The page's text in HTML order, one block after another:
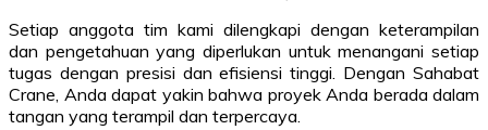
Setiap anggota tim kami dilengkapi dengan keterampilan
dan pengetahuan yang diperlukan untuk menangani setiap
tugas dengan presisi dan efisiensi tinggi. Dengan Sahabat
Crane, Anda dapat yakin bahwa proyek Anda berada dalam
tangan yang terampil dan terpercaya.